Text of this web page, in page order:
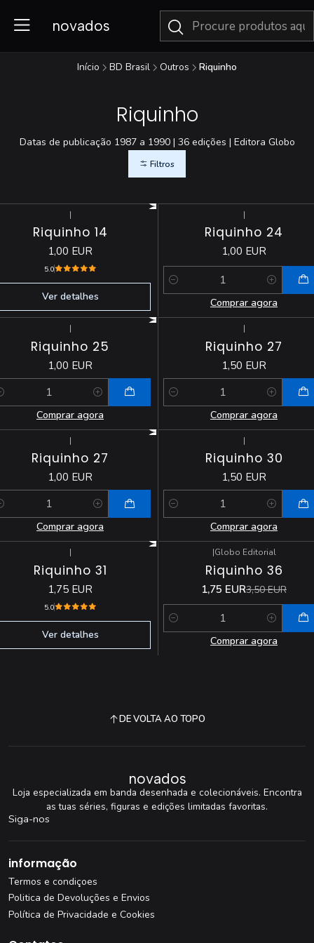
novados
Início BD Brasil Outros Riquinho
Riquinho
Datas de publicação 1987 a 1990 | 36 edições | Editora Globo
Filtros
|
Riquinho 14
1,00 EUR
5.0
Ver detalhes
|
Riquinho 24
1,00 EUR
Quantidade
Comprar agora
|
Riquinho 25
1,00 EUR
Comprar agora
|
Riquinho 27
1,50 EUR
Quantidade
Comprar agora
|
Riquinho 27
1,00 EUR
Comprar agora
|
Riquinho 30
1,50 EUR
Quantidade
Comprar agora
|
Riquinho 31
1,75 EUR
5.0
Ver detalhes
DESCONTO
|Globo Editorial
Riquinho 36
1,75 EUR3,50 EUR
Quantidade
Comprar agora
DE VOLTA AO TOPO
novados
Loja especializada em banda desenhada e colecionáveis. Encontra
as tuas séries, figuras e edições limitadas favoritas.
Siga-nos
informação
Termos e condiçoes
Politica de Devoluções e Envios
Política de Privacidade e Cookies